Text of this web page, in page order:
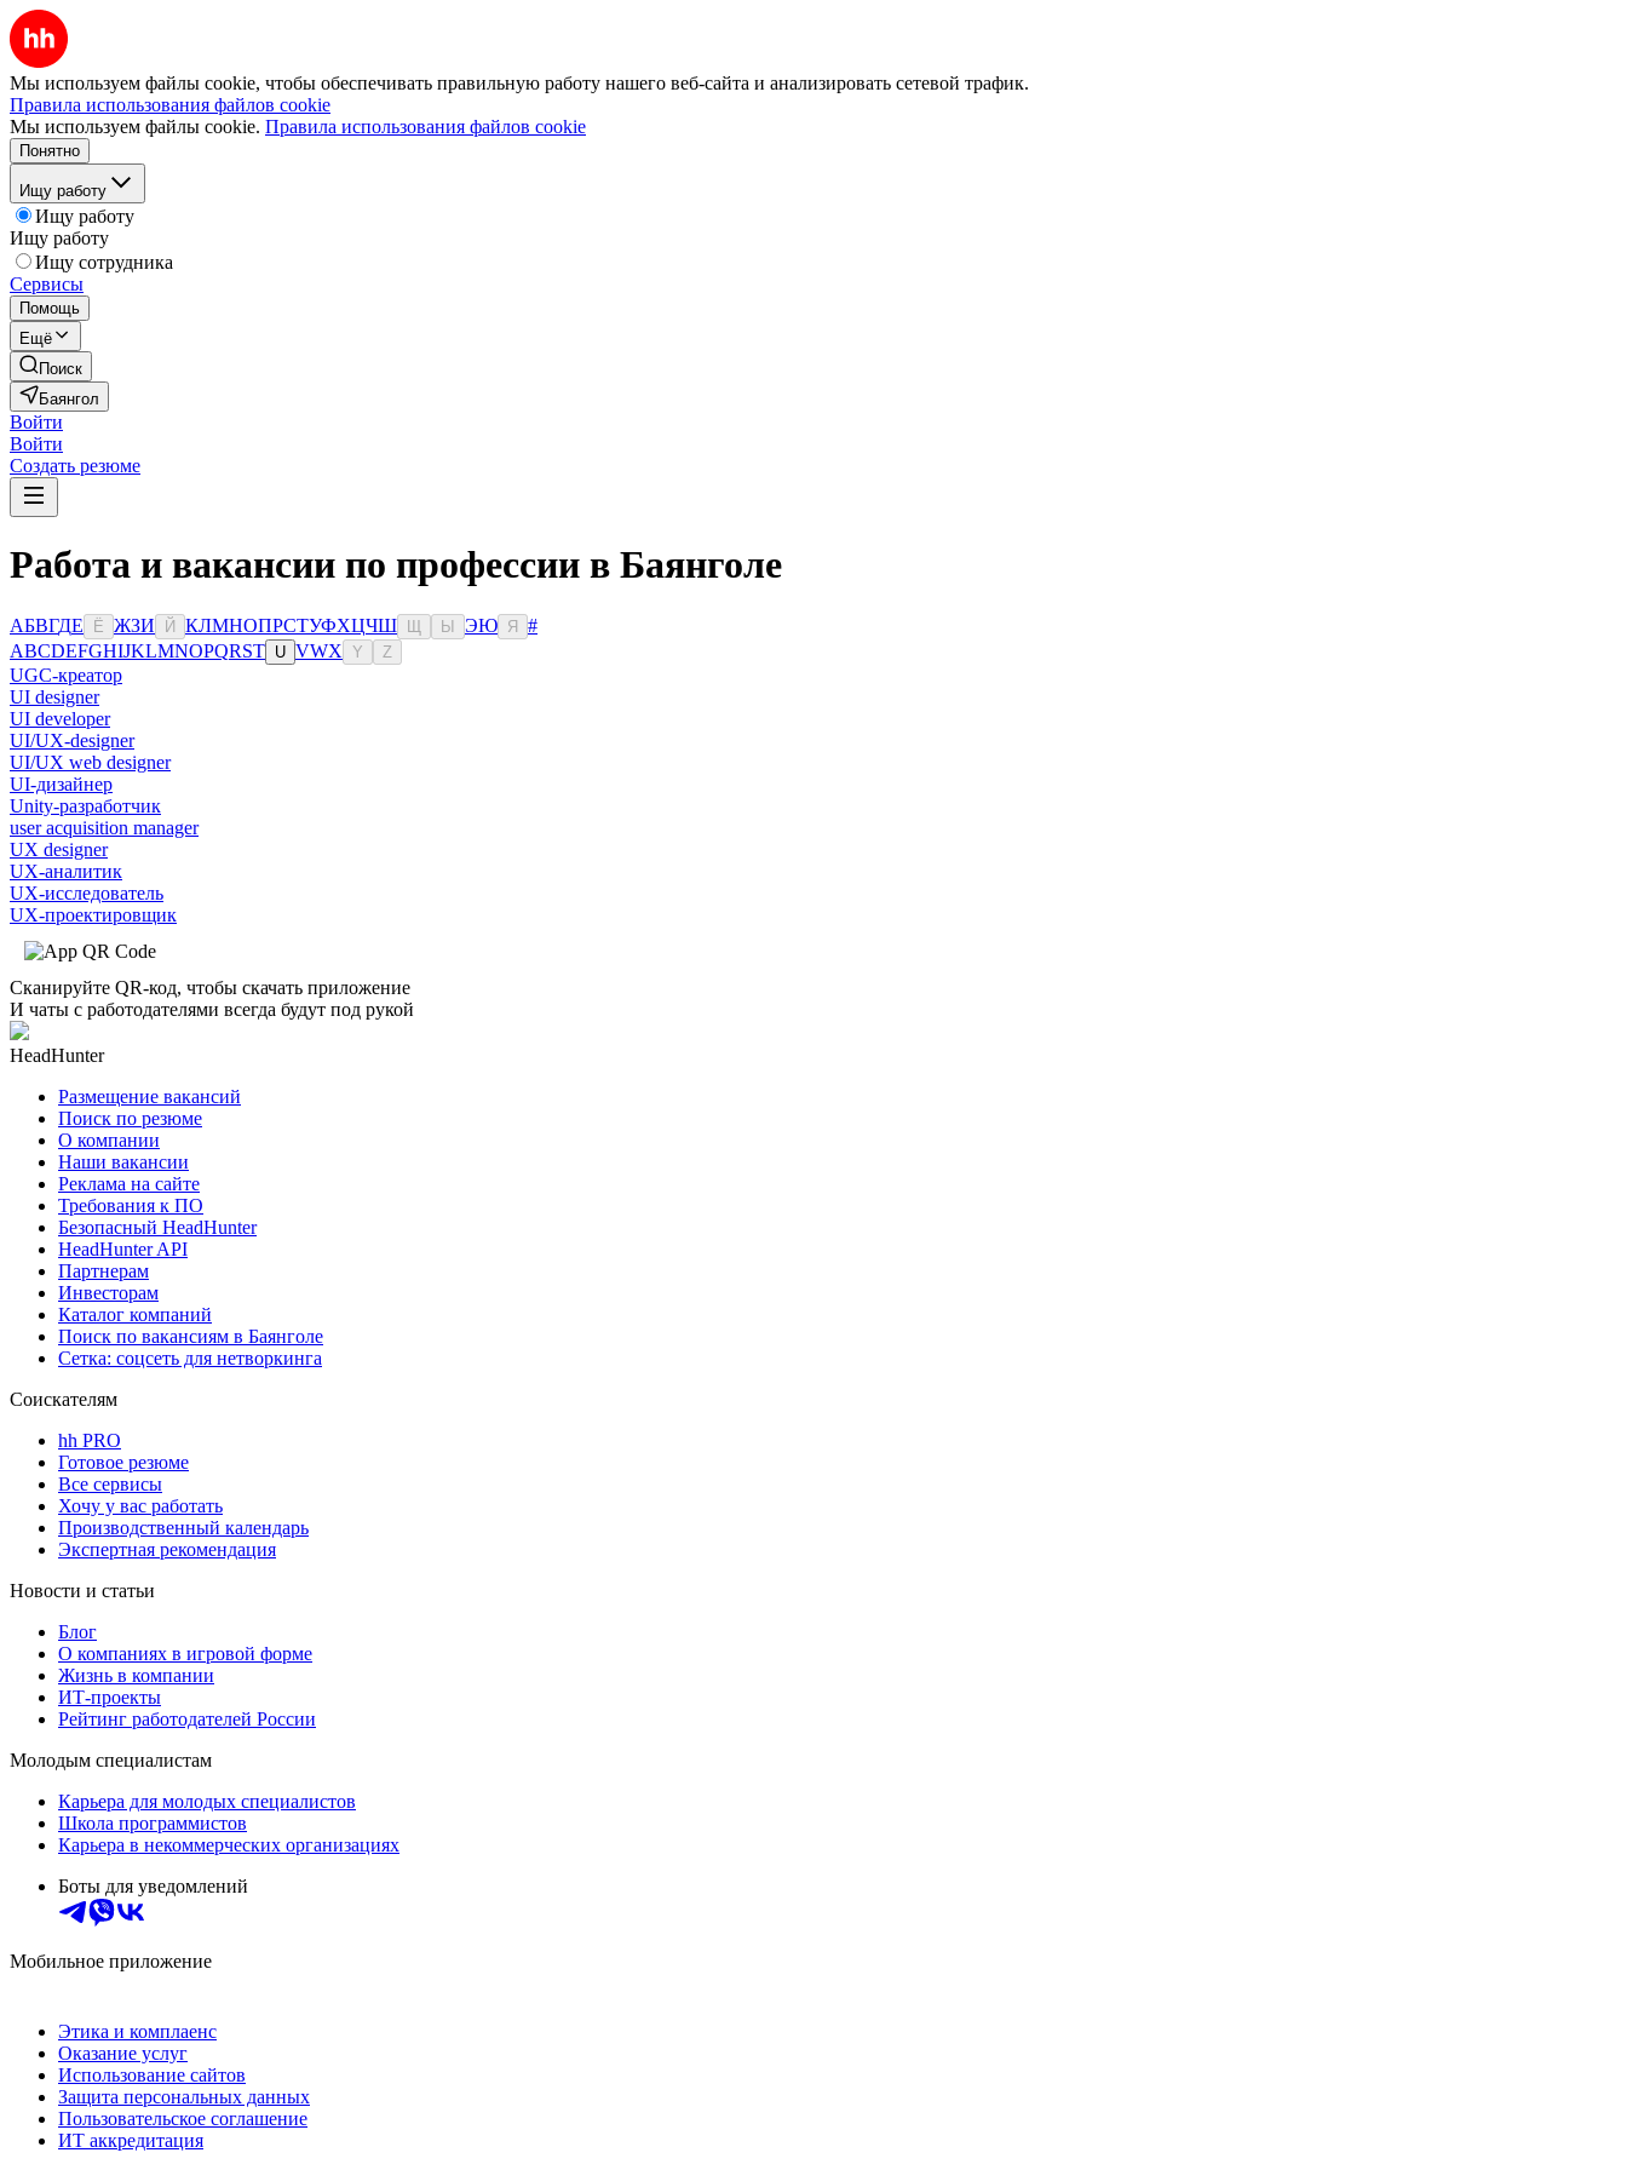
Мы используем файлы cookie, чтобы обеспечивать правильную работу нашего веб-сайта и анализировать сетевой трафик.
Правила использования файлов cookie
Мы используем файлы cookie. Правила использования файлов cookie
Понятно
Ищу работу
Ищу работу
Ищу работу
Ищу сотрудника
Сервисы
Помощь
Ещё
Поиск
Баянгол
Войти
Войти
Создать резюме
Работа и вакансии по профессии в Баянголе
АБВГДЕ Ё ЖЗИ Й КЛМНОПРСТУФХЦЧШ Ы ЭЮ Я
#
ABCDEFGHIJKLMNOPQRST U VWX Y Z
UGC-креатор
UI designer
UI developer
UI/UX-designer
UI/UX web designer
UI-дизайнер
Unity-разработчик
user acquisition manager
UX designer
UX-аналитик
UX-исследователь
UX-проектировщик
Сканируйте QR-код, чтобы скачать приложение
И чаты с работодателями всегда будут под рукой
HeadHunter
Размещение вакансий
Поиск по резюме
О компании
Наши вакансии
Реклама на сайте
Требования к ПО
Безопасный HeadHunter
HeadHunter API
Партнерам
Инвесторам
Каталог компаний
Поиск по вакансиям в Баянголе
Сетка: соцсеть для нетворкинга
Соискателям
hh PRO
Готовое резюме
Все сервисы
Хочу у вас работать
Производственный календарь
Экспертная рекомендация
Новости и статьи
Блог
О компаниях в игровой форме
Жизнь в компании
ИТ-проекты
Рейтинг работодателей России
Молодым специалистам
Карьера для молодых специалистов
Школа программистов
Карьера в некоммерческих организациях
Боты для уведомлений
Мобильное приложение
Этика и комплаенс
Оказание услуг
Использование сайтов
Защита персональных данных
Пользовательское соглашение
ИТ аккредитация